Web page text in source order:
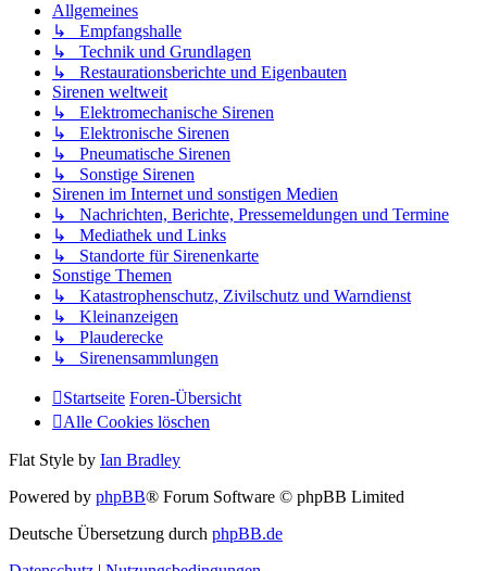
Allgemeines
↳ Empfangshalle
↳ Technik und Grundlagen
↳ Restaurationsberichte und Eigenbauten
Sirenen weltweit
↳ Elektromechanische Sirenen
↳ Elektronische Sirenen
↳ Pneumatische Sirenen
↳ Sonstige Sirenen
Sirenen im Internet und sonstigen Medien
↳ Nachrichten, Berichte, Pressemeldungen und Termine
↳ Mediathek und Links
↳ Standorte für Sirenenkarte
Sonstige Themen
↳ Katastrophenschutz, Zivilschutz und Warndienst
↳ Kleinanzeigen
↳ Plauderecke
↳ Sirenensammlungen
Startseite Foren-Übersicht
Alle Cookies löschen
Flat Style by Ian Bradley
Powered by phpBB® Forum Software © phpBB Limited
Deutsche Übersetzung durch phpBB.de